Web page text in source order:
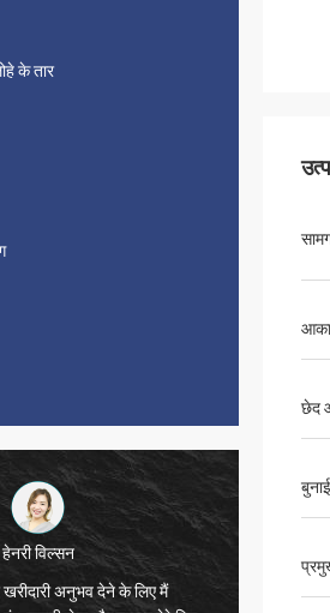
के तार
बहुत सुखद सहयोग, वितरण बहुत समय पर
छेद